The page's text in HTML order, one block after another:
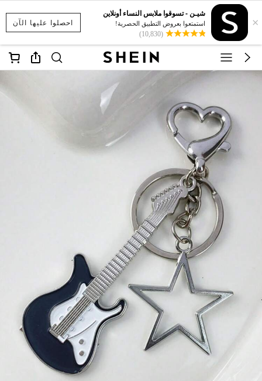
احصلوا عليها الآن ×
شيـن - تسوقوا ملابس النساء أونلاين
استمتعوا بعروض التطبيق الحصرية!
(10,830)